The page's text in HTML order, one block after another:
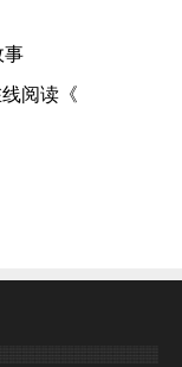
事
阅读《